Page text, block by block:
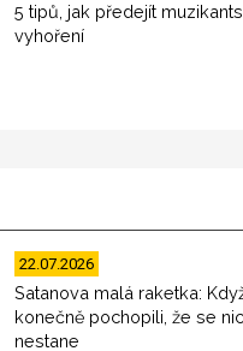
5 tipů, jak předejít
vyhoření
22.07.2026
Satanova malá raketka:
konečně pochopili, že se nic
nestane